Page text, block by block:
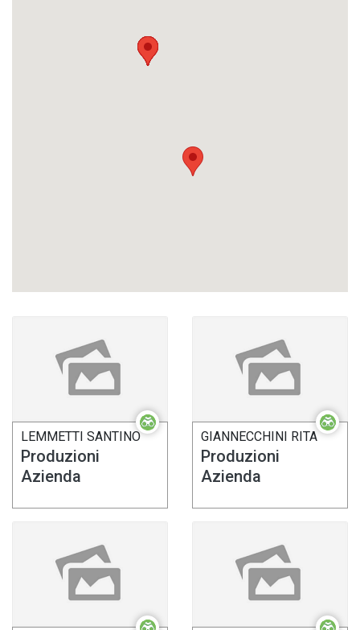
LEMMETTI SANTINO
Produzioni
Azienda
GIANNECCHINI RITA
Produzioni
Azienda